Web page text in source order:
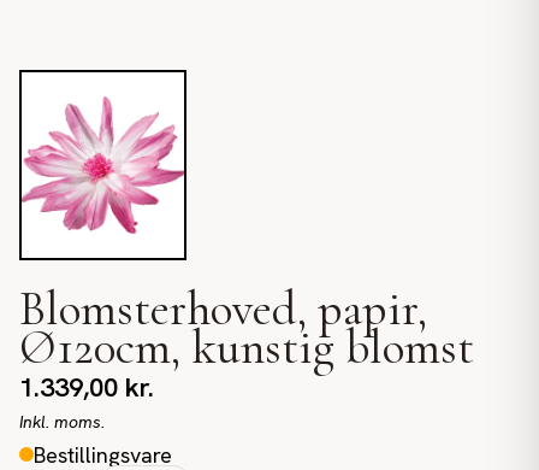
Blomsterhoved, papir,
Ø120cm, kunstig blomst
1.339,00 kr.
Inkl. moms.
Bestillingsvare